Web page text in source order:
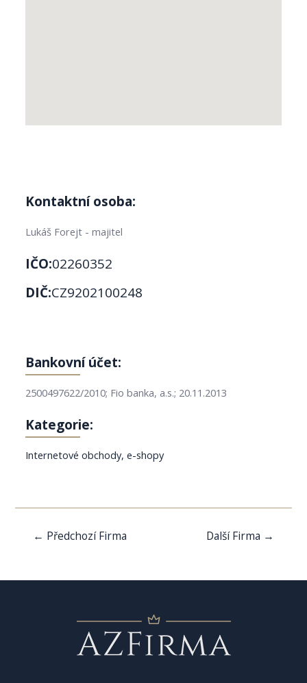
Kontaktní osoba:
Lukáš Forejt - majitel
IČO:02260352
DIČ:CZ9202100248
Bankovní účet:
2500497622/2010; Fio banka, a.s.; 20.11.2013
Kategorie:
Internetové obchody, e-shopy
Navigace
← Předchozí Firma Další Firma →